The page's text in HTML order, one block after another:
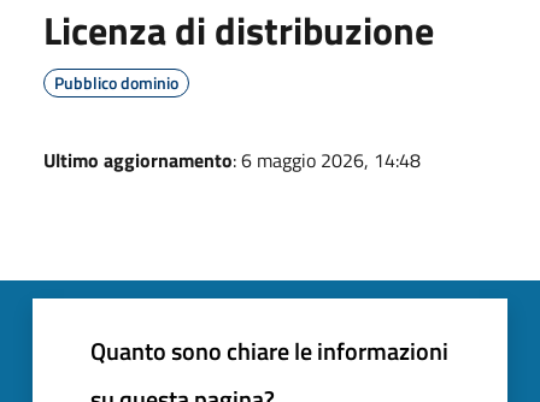
Licenza di distribuzione
Pubblico dominio
Ultimo aggiornamento: 6 maggio 2026, 14:48
Quanto sono chiare le informazioni